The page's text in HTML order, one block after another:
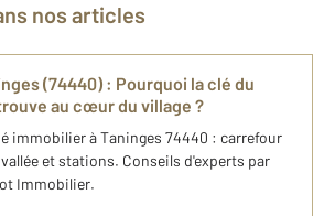
nos articles
(74440) : Pourquoi la clé du
au cœur du village ?
immobilier à Taninges 74440 : carrefour
et stations. Conseils d'experts par
Immobilier.